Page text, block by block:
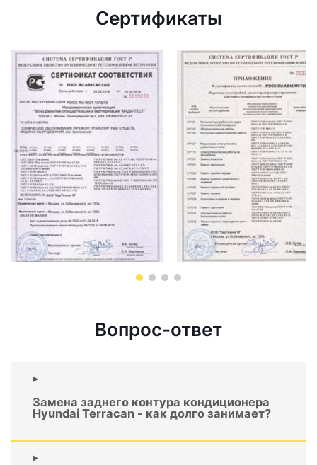
Сертификаты
Вопрос-ответ
Замена заднего контура кондиционера
Hyundai Terracan - как долго занимает?